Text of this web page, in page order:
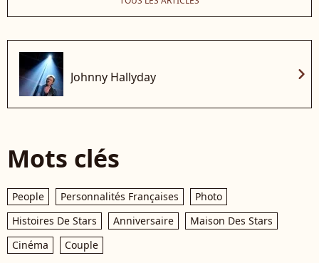
Johnny Hallyday chevron_right
Mots clés
People Personnalités Françaises
Photo
Histoires De Stars
Anniversaire
Maison Des Stars
Cinéma
Couple